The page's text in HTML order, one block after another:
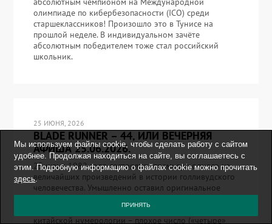
олимпиаде по кибербезопасности (ICO) среди
старшеклассников! Произошло это в Тунисе на
прошлой неделе. В индивидуальном зачёте
абсолютным победителем тоже стал российский
школьник.
25 ИЮНЯ, 2026
BLADE RUNNER – 44, ИЛИ ВЕЧЕРНЯЯ
АФИША 25.06.2026.
25 июня 1982 года состоялась премьера одного из
величайших произведений в истории голливудского
человечества. Умышленно оставил оригинальное
название фильма, потому что русский перевод про
«бегущего» и «лезвие» вызывает вопросики. 44 в
китайской нумерологии – плохое число («четыре»
Мы используем файлы cookie, чтобы сделать работу с сайтом
удобнее. Продолжая находиться на сайте, вы соглашаетесь с
этим. Подробную информацию о файлах cookie можно прочитать
здесь.
ПРИНЯТЬ